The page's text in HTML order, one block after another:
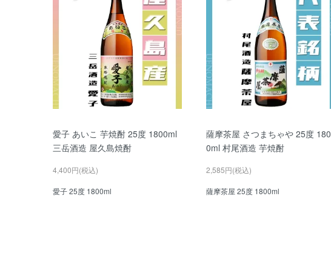
愛子 あいこ 芋焼酎 25度 1800ml
三岳酒造 屋久島焼酎
4,400円(税込)
愛子 25度 1800ml
薩摩茶屋 さつまちゃや 25度 180
0ml 村尾酒造 芋焼酎
2,585円(税込)
薩摩茶屋 25度 1800ml